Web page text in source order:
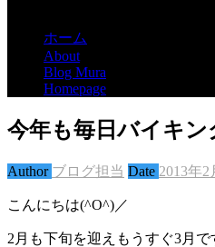
ホーム
About
Blog Mura
Homepage
今年も毎日バイキン
Author ブログ担当 Date 2013年2
こんにちは(^O^)／
2月も下旬を迎えもうすぐ3月